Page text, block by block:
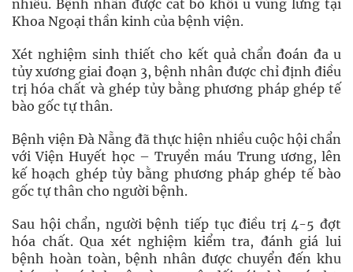
nhiều. Bệnh nhân được cắt bỏ khối u vùng lưng tại
Khoa Ngoại thần kinh của bệnh viện.
Xét nghiệm sinh thiết cho kết quả chẩn đoán đa u
tủy xương giai đoạn 3, bệnh nhân được chỉ định điều
trị hóa chất và ghép tủy bằng phương pháp ghép tế
bào gốc tự thân.
Bệnh viện Đà Nẵng đã thực hiện nhiều cuộc hội chẩn
với Viện Huyết học – Truyền máu Trung ương, lên
kế hoạch ghép tủy bằng phương pháp ghép tế bào
gốc tự thân cho người bệnh.
Sau hội chẩn, người bệnh tiếp tục điều trị 4-5 đợt
hóa chất. Qua xét nghiệm kiểm tra, đánh giá lui
bệnh hoàn toàn, bệnh nhân được chuyển đến khu